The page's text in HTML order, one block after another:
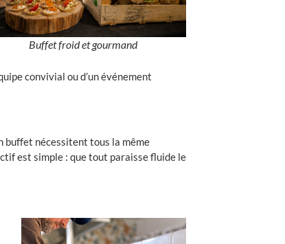
Buffet froid et gourmand
convivial ou d’un événement
buffet nécessitent tous la même
est simple : que tout paraisse fluide le